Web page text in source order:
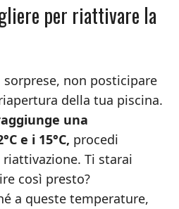
per riattivare la
sorprese, non posticipare
della tua piscina.
una
e i 15°C, procedi
Ti starai
così presto?
a queste temperature,